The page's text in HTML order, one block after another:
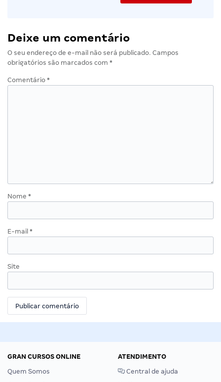
Deixe um comentário
O seu endereço de e-mail não será publicado. Campos
obrigatórios são marcados com *
Comentário *
Nome *
E-mail *
Site
GRAN CURSOS ONLINE
Quem Somos
ATENDIMENTO
Central de ajuda